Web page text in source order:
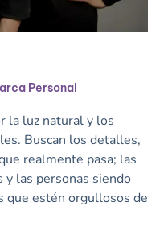
Personal
la luz natural y los
Buscan los detalles,
realmente pasa; las
y las personas siendo
que estén orgullosos de